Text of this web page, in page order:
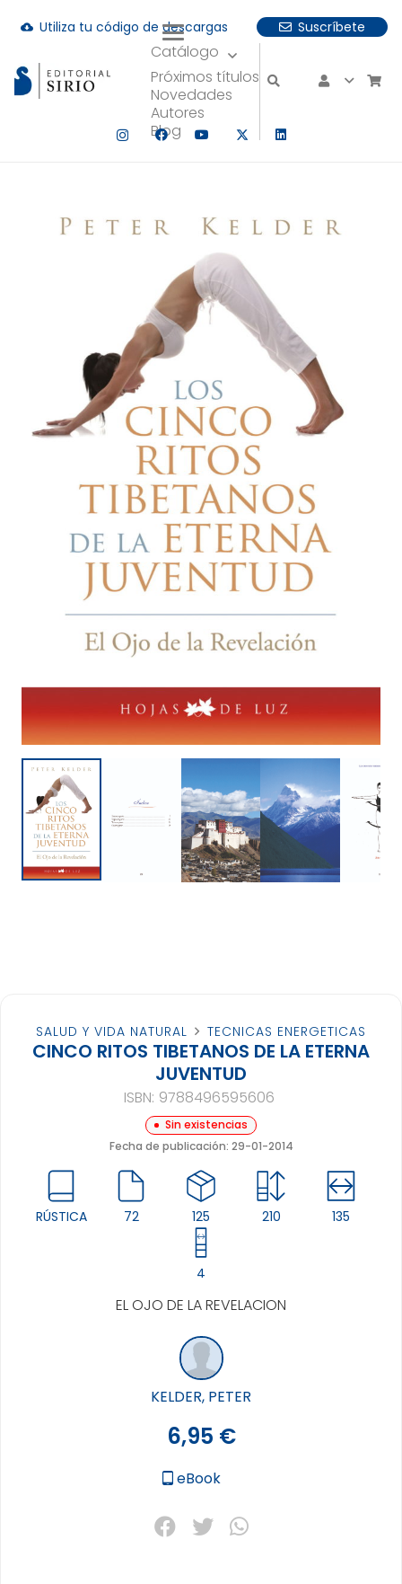
cloud_download Utiliza tu código de descargas Suscríbete
Catálogo
Próximos títulos
Novedades
Autores
Blog
hay resultados autocompletados, puedes utilizar las
SALUD Y VIDA NATURAL TECNICAS ENERGETICAS
CINCO RITOS TIBETANOS DE LA ETERNA
JUVENTUD
ISBN: 9788496595606
Sin existencias
Fecha de publicación: 29-01-2014
RÚSTICA 72 125 210 135
4
EL OJO DE LA REVELACION
KELDER, PETER
6,95 €
tablet_android eBook